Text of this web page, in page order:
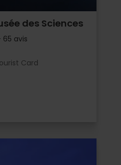
des Sciences
65 avis
Card